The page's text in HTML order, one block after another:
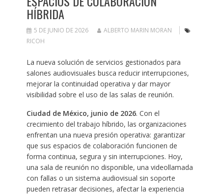
HÍBRIDA
5 DE JUNIO DE 2026
ALBERTO MARIN MORAN
RICOH
La nueva solución de servicios gestionados para
salones audiovisuales busca reducir interrupciones,
mejorar la continuidad operativa y dar mayor
visibilidad sobre el uso de las salas de reunión.
Ciudad de México, junio de 2026. Con el
crecimiento del trabajo híbrido, las organizaciones
enfrentan una nueva presión operativa: garantizar
que sus espacios de colaboración funcionen de
forma continua, segura y sin interrupciones. Hoy,
una sala de reunión no disponible, una videollamada
con fallas o un sistema audiovisual sin soporte
pueden retrasar decisiones, afectar la experiencia